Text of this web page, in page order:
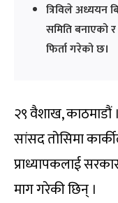
त्रिविले अध्ययन
समिति बनाएको
फिर्ता गरेको छ।
२९ वैशाख, काठमाडौं ।
सांसद तोसिमा
प्राध्यापकलाई
माग गरेकी छिन् ।